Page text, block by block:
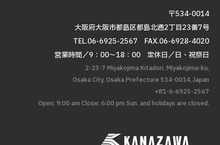
〒534-0014
大阪府大阪市都島区都島北通2丁目23番7号
TEL.06-6925-2567 FAX.06-6928-4020
営業時間／9：00～18：00 定休日／日・祝祭日
2-23-7 Miyakojima Kitadori, Miyakojima-ku,
Osaka City, Osaka Prefecture 534-0014,Japan
+81-6-6925-2567
Open: 9:00 am Close: 6:00 pm Sun. and holidays are closed.